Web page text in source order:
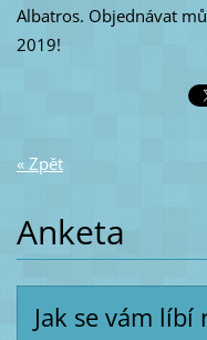
Albatros. Objednávat
2019!
« Zpět
Anketa
Jak se vám líbí